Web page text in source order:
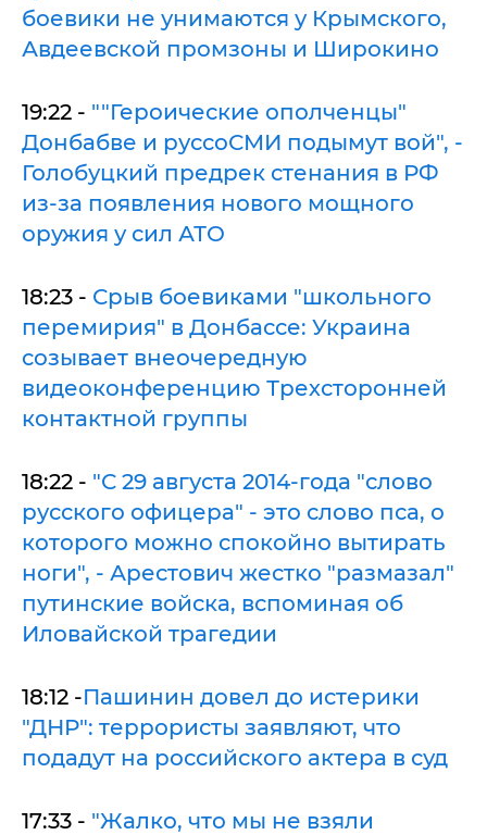
боевики не унимаются у Крымского,
Авдеевской промзоны и Широкино
19:22 - ""Героические ополченцы"
Донбабве и руссоСМИ подымут вой", -
Голобуцкий предрек стенания в РФ
из-за появления нового мощного
оружия у сил АТО
18:23 - Срыв боевиками "школьного
перемирия" в Донбассе: Украина
созывает внеочередную
видеоконференцию Трехсторонней
контактной группы
18:22 - "С 29 августа 2014-года "слово
русского офицера" - это слово пса, о
которого можно спокойно вытирать
ноги", - Арестович жестко "размазал"
путинские войска, вспоминая об
Иловайской трагедии
18:12 -Пашинин довел до истерики
"ДНР": террористы заявляют, что
подадут на российского актера в суд
17:33 - "Жалко, что мы не взяли